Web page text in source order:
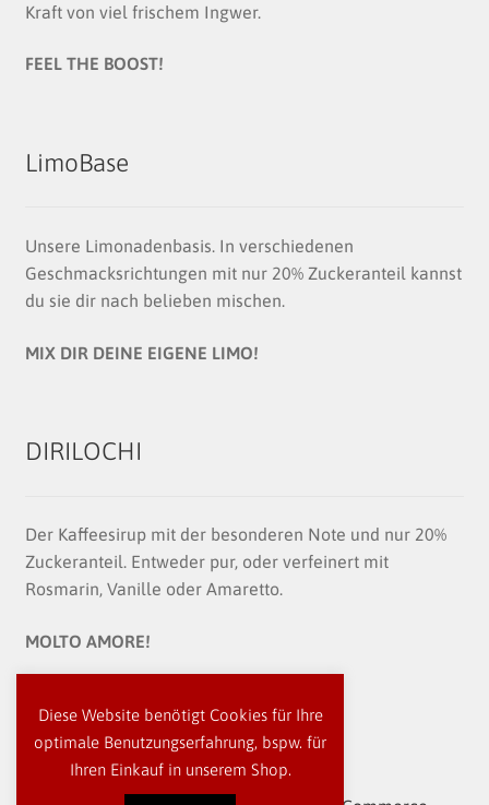
Kraft von viel frischem Ingwer.
FEEL THE BOOST!
LimoBase
Unsere Limonadenbasis. In verschiedenen
Geschmacksrichtungen mit nur 20% Zuckeranteil kannst
du sie dir nach belieben mischen.
MIX DIR DEINE EIGENE LIMO!
DIRILOCHI
Der Kaffeesirup mit der besonderen Note und nur 20%
Zuckeranteil. Entweder pur, oder verfeinert mit
Rosmarin, Vanille oder Amaretto.
MOLTO AMORE!
© besser essen! 2026
Diese Website benötigt Cookies für Ihre
optimale Benutzungserfahrung, bspw. für
Ihren Einkauf in unserem Shop.